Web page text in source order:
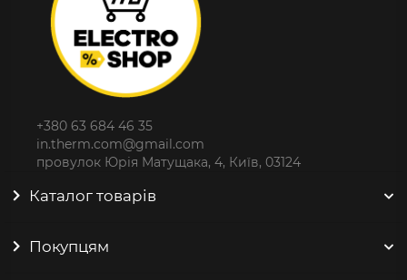
+380 63 684 46 35
in.therm.com@gmail.com
провулок Юрія Матущака, 4, Київ, 03124
Каталог товарів
Покупцям